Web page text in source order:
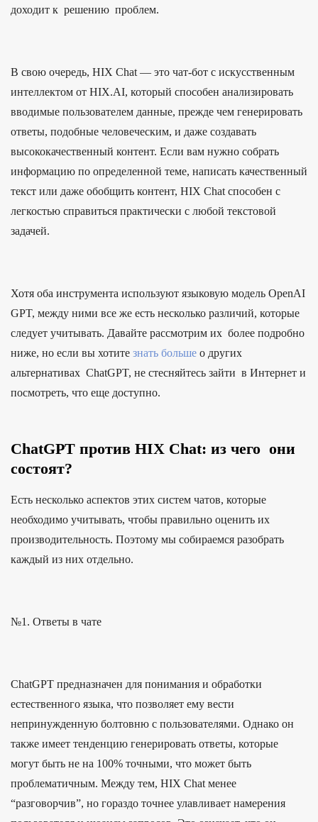
доходит к решению проблем.
В свою очередь, HIX Chat — это чат-бот с искусственным
интеллектом от HIX.AI, который способен анализировать
вводимые пользователем данные, прежде чем генерировать
ответы, подобные человеческим, и даже создавать
высококачественный контент. Если вам нужно собрать
информацию по определенной теме, написать качественный
текст или даже обобщить контент, HIX Chat способен с
легкостью справиться практически с любой текстовой
задачей.
Хотя оба инструмента используют языковую модель OpenAI
GPT, между ними все же есть несколько различий, которые
следует учитывать. Давайте рассмотрим их более подробно
ниже, но если вы хотите знать больше о других
альтернативах ChatGPT, не стесняйтесь зайти в Интернет и
посмотреть, что еще доступно.
ChatGPT против HIX Chat: из чего они
состоят?
Есть несколько аспектов этих систем чатов, которые
необходимо учитывать, чтобы правильно оценить их
производительность. Поэтому мы собираемся разобрать
каждый из них отдельно.
№1. Ответы в чате
ChatGPT предназначен для понимания и обработки
естественного языка, что позволяет ему вести
непринужденную болтовню с пользователями. Однако он
также имеет тенденцию генерировать ответы, которые
могут быть не на 100% точными, что может быть
проблематичным. Между тем, HIX Chat менее
“разговорчив”, но гораздо точнее улавливает намерения